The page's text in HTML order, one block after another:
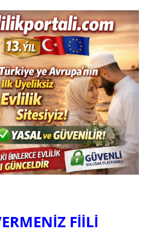
FİİLİ